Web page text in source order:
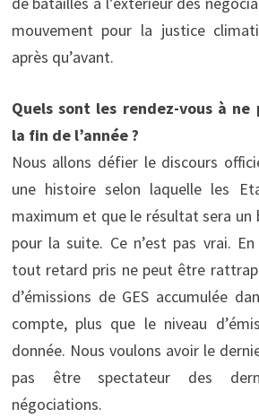
mouvement pour la justice
après qu’avant.
Quels sont les rendez-vous à ne
la fin de l’année ?
Nous allons défier le discours
une histoire selon laquelle les
maximum et que le résultat sera
pour la suite. Ce n’est pas vrai.
tout retard pris ne peut être
d’émissions de GES accumulée
compte, plus que le niveau
donnée. Nous voulons avoir le
pas être spectateur des
négociations.